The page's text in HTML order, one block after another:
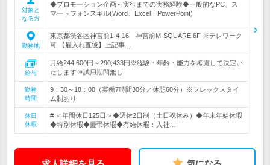
対象と
なる方
◆プロモーション企画～実行までの実務経験◆一般的なPC、ス
マートフォンスキル(Word、Excel、PowerPoint)
勤務地
東京都渋谷区神宮前1-4-16 神宮前M-SQUARE 6F ※テレワーク
可 【雇入れ直後】上記事…
給与
月給244,600円～290,433円※経験・年齢・能力を考慮して決定い
たします※試用期間無し
勤務
時間
9：30～18：00（実働7時間30分／休憩60分）※フレックスタイ
ム制あり
休日
休暇
# ＜年間休日125日＞◆週休2日制（土日祝休み）◆年末年始休暇
◆特別休暇◆慶弔休暇◆有給休暇：入社…